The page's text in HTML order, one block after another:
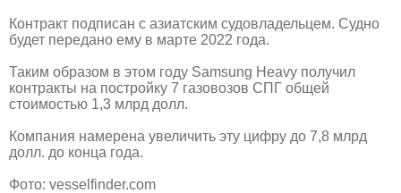
Контракт подписан с азиатским судовладельцем. Судно
будет передано ему в марте 2022 года.
Таким образом в этом году Samsung Heavy получил
контракты на постройку 7 газовозов СПГ общей
стоимостью 1,3 млрд долл.
Компания намерена увеличить эту цифру до 7,8 млрд
долл. до конца года.
Фото: vesselfinder.com